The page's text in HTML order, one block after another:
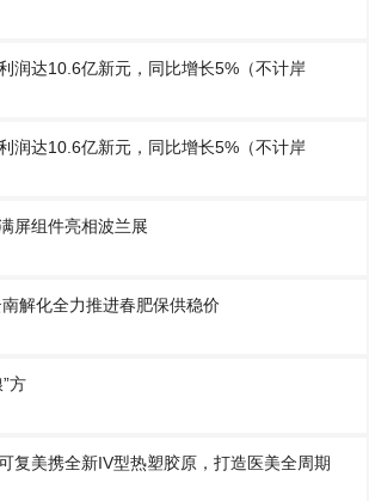
润达10.6亿新元，同比增长5%（不计岸
润达10.6亿新元，同比增长5%（不计岸
屏组件亮相波兰展
解化全力推进春肥保供稳价
方
复美携全新IV型热塑胶原，打造医美全周期